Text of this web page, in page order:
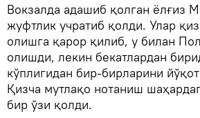
Вокзалда адашиб қолган ёлғиз
жуфтлик учратиб қолди. Улар
олишга қарор қилиб, у билан
олишди, лекин бекатлардан
кўплигидан бир-бирларини
Қизча мутлақо нотаниш
бир ўзи қолди.